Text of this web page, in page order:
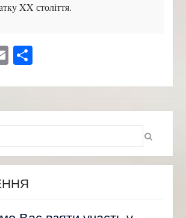
XX століття.
EmailПоділитися